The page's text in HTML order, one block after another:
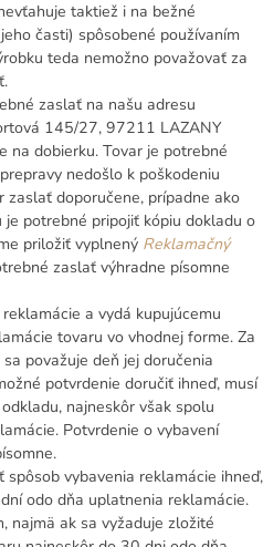
taktiež i na bežné
časti) spôsobené používaním
teda nemožno považovať za
zaslať na našu adresu
145/27, 97211 LAZANY
na dobierku. Tovar je potrebné
nedošlo k poškodeniu
doporučene, prípadne ako
je potrebné pripojiť kópiu dokladu o
priložiť vyplnený Reklamačný
zaslať výhradne písomne
a vydá kupujúcemu
tovaru vo vhodnej forme. Za
považuje deň jej doručenia
potvrdenie doručiť ihneď, musí
najneskôr však spolu
Potvrdenie o vybavení
spôsob vybavenia reklamácie ihneď,
odo dňa uplatnenia reklamácie.
najmä ak sa vyžaduje zložité